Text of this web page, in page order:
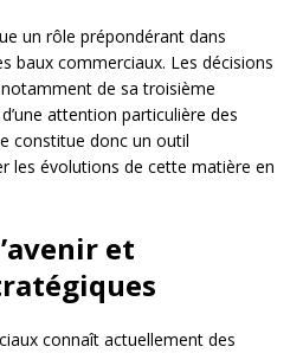
un rôle prépondérant dans
baux commerciaux. Les décisions
de sa troisième
attention particulière des
constitue donc un outil
les évolutions de cette matière en
et
connaît actuellement des